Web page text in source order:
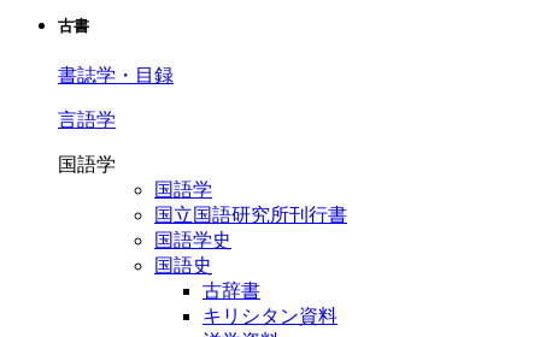
古書
書誌学・目録
言語学
国語学
国語学
国立国語研究所刊行書
国語学史
国語史
古辞書
キリシタン資料